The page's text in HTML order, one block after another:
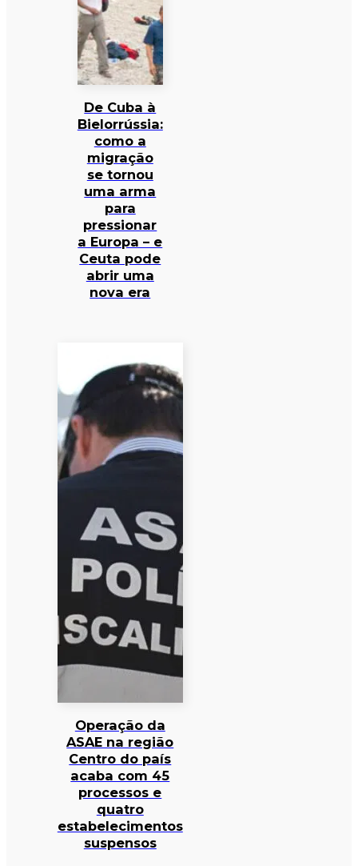
De Cuba à
Bielorrússia:
como a
migração
se tornou
uma arma
para
pressionar
a Europa – e
Ceuta pode
abrir uma
nova era
Operação da
ASAE na região
Centro do país
acaba com 45
processos e
quatro
estabelecimentos
suspensos